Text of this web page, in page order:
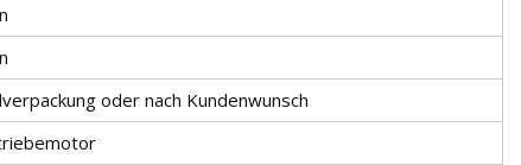
oder nach Kundenwunsch